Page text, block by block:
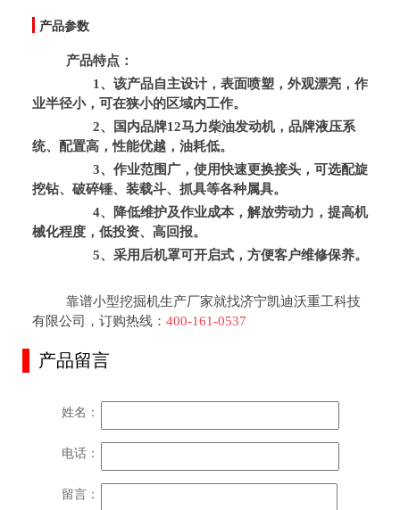
产品参数
产品特点：
1、该产品自主设计，表面喷塑，外观漂亮，作
业半径小，可在狭小的区域内工作。
2、国内品牌12马力柴油发动机，品牌液压系
统、配置高，性能优越，油耗低。
3、作业范围广，使用快速更换接头，可选配旋
挖钻、破碎锤、装载斗、抓具等各种属具。
4、降低维护及作业成本，解放劳动力，提高机
械化程度，低投资、高回报。
5、采用后机罩可开启式，方便客户维修保养。
靠谱小型挖掘机生产厂家就找济宁凯迪沃重工科技
有限公司，订购热线： 400-161-0537
产品留言
姓名：
电话：
留言：